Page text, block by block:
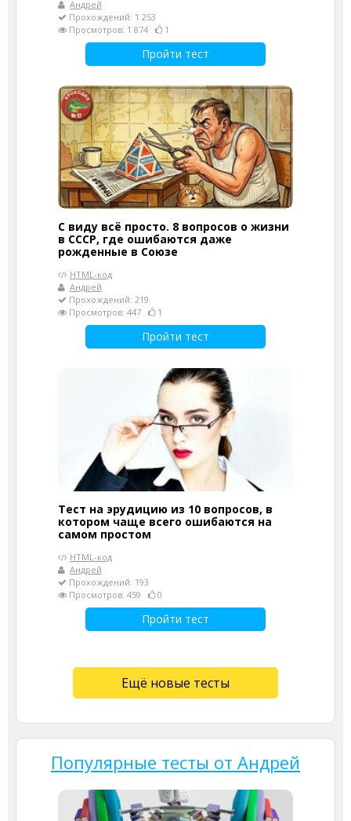
Андрей
Прохождений: 1 253
Просмотров: 1 874
1
Пройти тест
С виду всё просто. 8 вопросов о жизни
в СССР, где ошибаются даже
рожденные в Союзе
HTML-код
Андрей
Прохождений: 219
Просмотров: 447
1
Пройти тест
Тест на эрудицию из 10 вопросов, в
котором чаще всего ошибаются на
самом простом
HTML-код
Андрей
Прохождений: 193
Просмотров: 459
0
Пройти тест
Ещё новые тесты
Популярные тесты от Андрей